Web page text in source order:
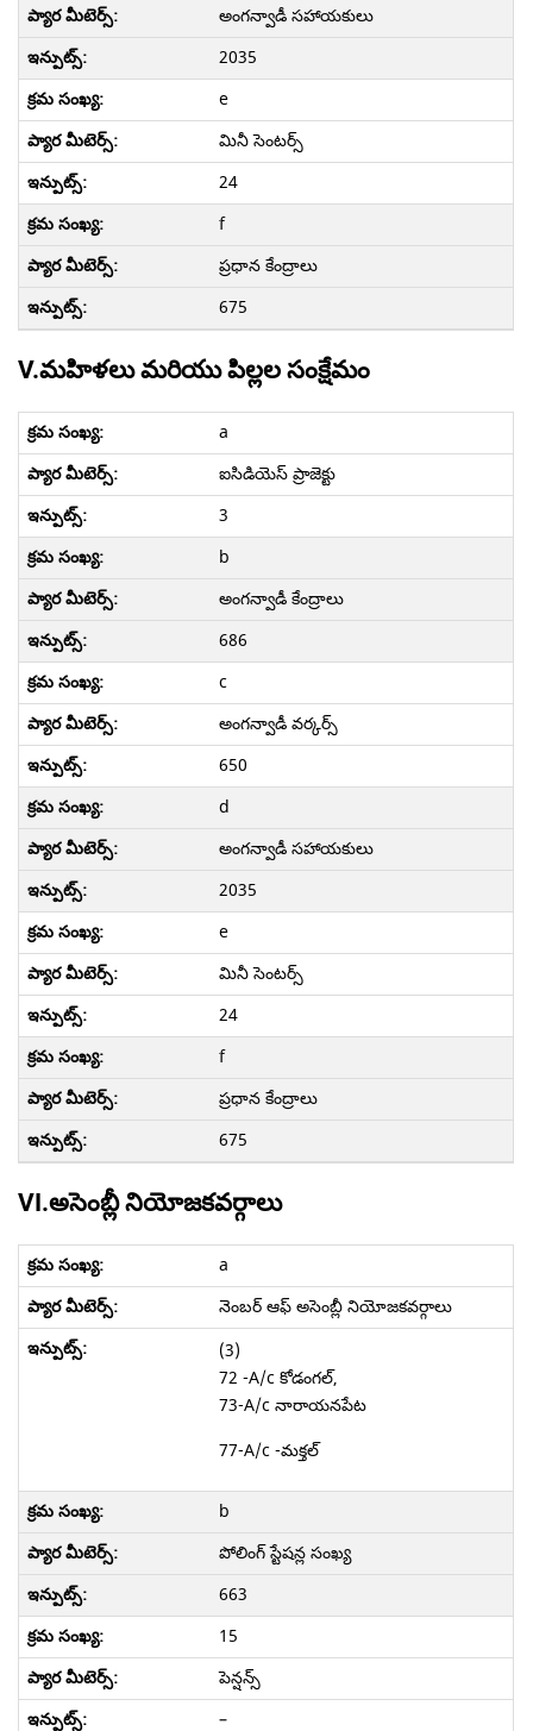
అంగన్వాడీ సహాయకులు
2035
e
మినీ సెంటర్స్
24
f
ప్రధాన కేంద్రాలు
675
V.మహిళలు మరియు పిల్లల సంక్షేమం
a
ఐ‌సిడియెస్ ప్రాజెక్టు
3
b
అంగన్వాడీ కేంద్రాలు
686
c
అంగన్వాడీ వర్కర్స్
650
d
అంగన్వాడీ సహాయకులు
2035
e
మినీ సెంటర్స్
24
f
ప్రధాన కేంద్రాలు
675
VI.అసెంబ్లీ నియోజకవర్గాలు
a
నెంబర్ ఆఫ్ అసెంబ్లీ నియోజకవర్గాలు
(3)
72 -A/c కోడంగల్,
73-A/c నారాయనపేట
77-A/c -మక్తల్
b
పోలింగ్ స్టేషన్ల సంఖ్య
663
15
పెన్షన్స్
–